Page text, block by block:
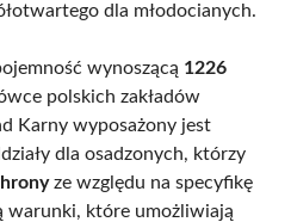
dla młodocianych.
wynoszącą 1226
polskich zakładów
Karny wyposażony jest
dla osadzonych, którzy
ze względu na specyfikę
warunki, które umożliwiają